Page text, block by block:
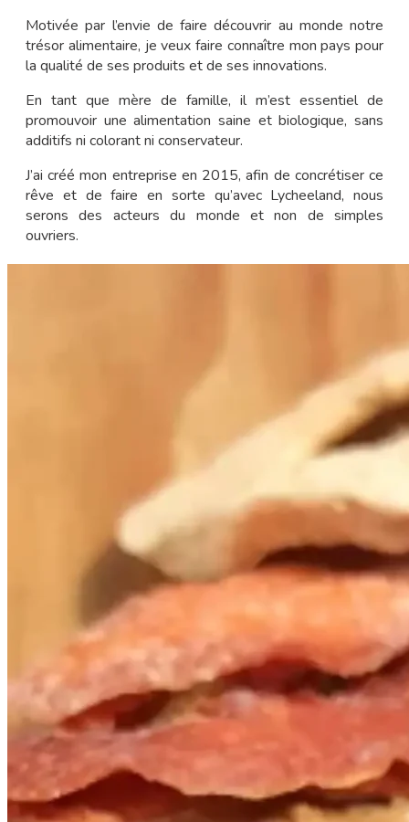
Motivée par l’envie de faire découvrir au monde notre
trésor alimentaire, je veux faire connaître mon pays pour
la qualité de ses produits et de ses innovations.
En tant que mère de famille, il m’est essentiel de
promouvoir une alimentation saine et biologique, sans
additifs ni colorant ni conservateur.
J’ai créé mon entreprise en 2015, afin de concrétiser ce
rêve et de faire en sorte qu’avec Lycheeland, nous
serons des acteurs du monde et non de simples
ouvriers.